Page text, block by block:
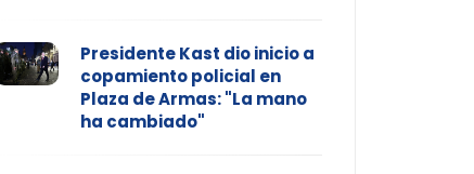
Presidente Kast dio inicio a
copamiento policial en
Plaza de Armas: "La mano
ha cambiado"